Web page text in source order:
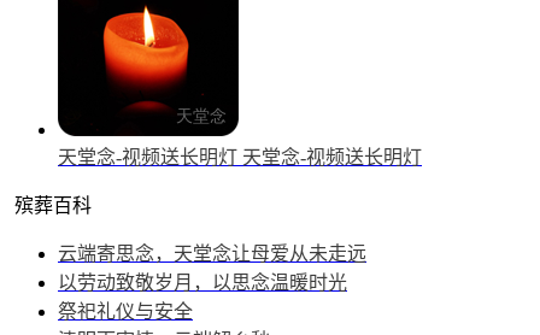
天堂念-视频送长明灯 天堂念-视频送长明灯
殡葬百科
云端寄思念，天堂念让母爱从未走远
以劳动致敬岁月，以思念温暖时光
祭祀礼仪与安全